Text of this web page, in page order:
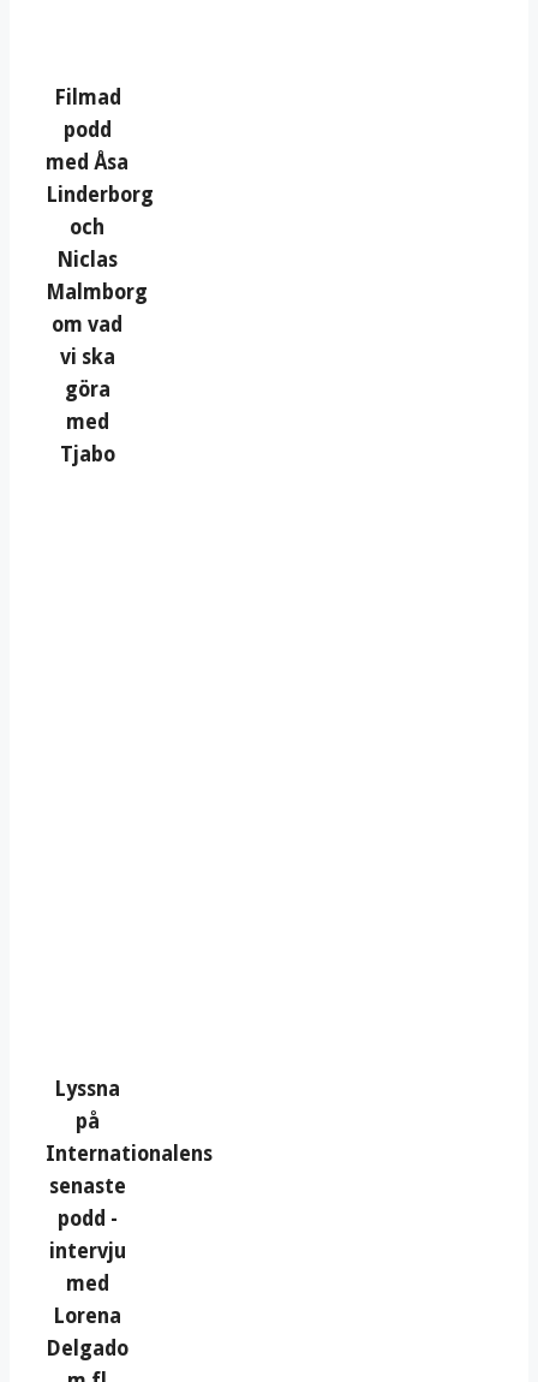
Filmad
podd
med Åsa
Linderborg
och
Niclas
Malmborg
om vad
vi ska
göra
med
Tjabo
Lyssna
på
Internationalens
senaste
podd -
intervju
med
Lorena
Delgado